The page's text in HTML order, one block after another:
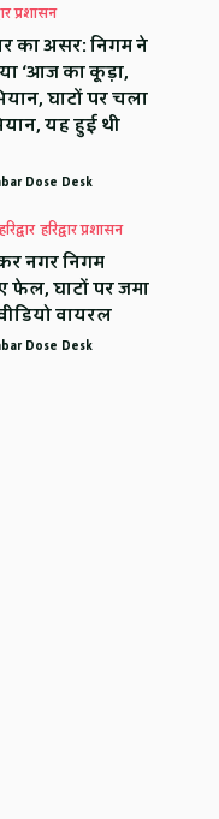
प्रशासन
का असर: निगम ने
‘आज का कूड़ा,
घाटों पर चला
यह हुई थी
Dose Desk
हरिद्वार हरिद्वार प्रशासन
नगर निगम
फेल, घाटों पर जमा
वायरल
Dose Desk